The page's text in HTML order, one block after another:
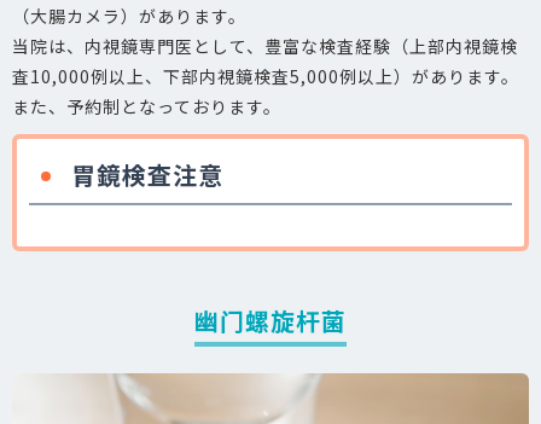
（大腸カメラ）があります。
当院は、内視鏡専門医として、豊富な検査経験（上部内視鏡検
査10,000例以上、下部内視鏡検査5,000例以上）があります。
また、予約制となっております。
胃鏡検査注意
幽门螺旋杆菌